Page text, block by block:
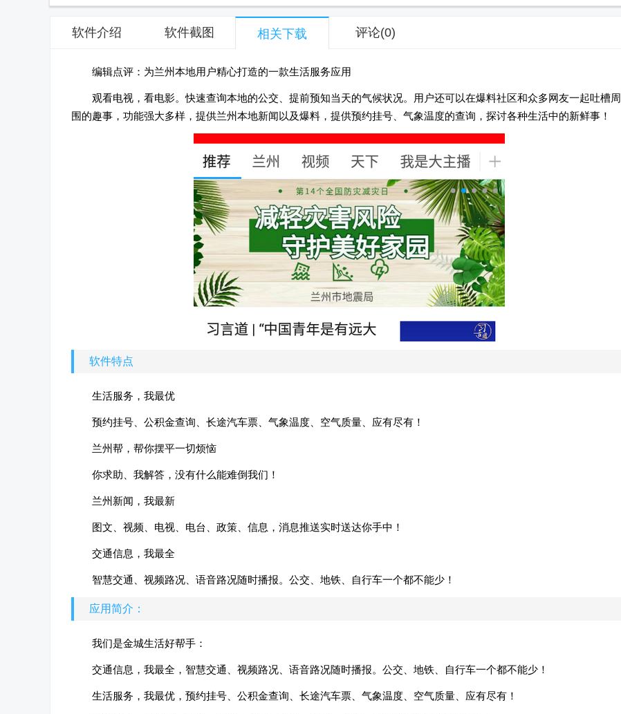
软件介绍 软件截图 相关下载 评论(0)
编辑点评：为兰州本地用户精心打造的一款生活服务应用
观看电视，看电影。快速查询本地的公交、提前预知当天的气候状况。用户还可以在爆料社区和众多网友一起吐槽周
围的趣事，功能强大多样，提供兰州本地新闻以及爆料，提供预约挂号、气象温度的查询，探讨各种生活中的新鲜事！
软件特点
生活服务，我最优
预约挂号、公积金查询、长途汽车票、气象温度、空气质量、应有尽有！
兰州帮，帮你摆平一切烦恼
你求助、我解答，没有什么能难倒我们！
兰州新闻，我最新
图文、视频、电视、电台、政策、信息，消息推送实时送达你手中！
交通信息，我最全
智慧交通、视频路况、语音路况随时播报。公交、地铁、自行车一个都不能少！
应用简介：
我们是金城生活好帮手：
交通信息，我最全，智慧交通、视频路况、语音路况随时播报。公交、地铁、自行车一个都不能少！
生活服务，我最优，预约挂号、公积金查询、长途汽车票、气象温度、空气质量、应有尽有！